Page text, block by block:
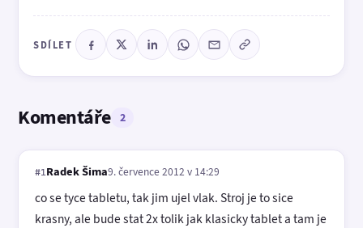
SDÍLET
Komentáře 2
#1Radek Šima9. července 2012 v 14:29
co se tyce tabletu, tak jim ujel vlak. Stroj je to sice
krasny, ale bude stat 2x tolik jak klasicky tablet a tam je